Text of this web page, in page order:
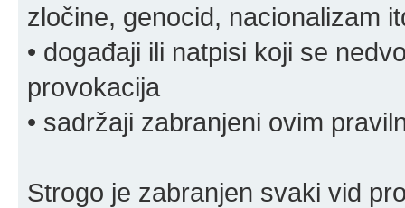
zločine, genocid, nacionalizam
• događaji ili natpisi koji se
provokacija
• sadržaji zabranjeni ovim
Strogo je zabranjen svaki vid